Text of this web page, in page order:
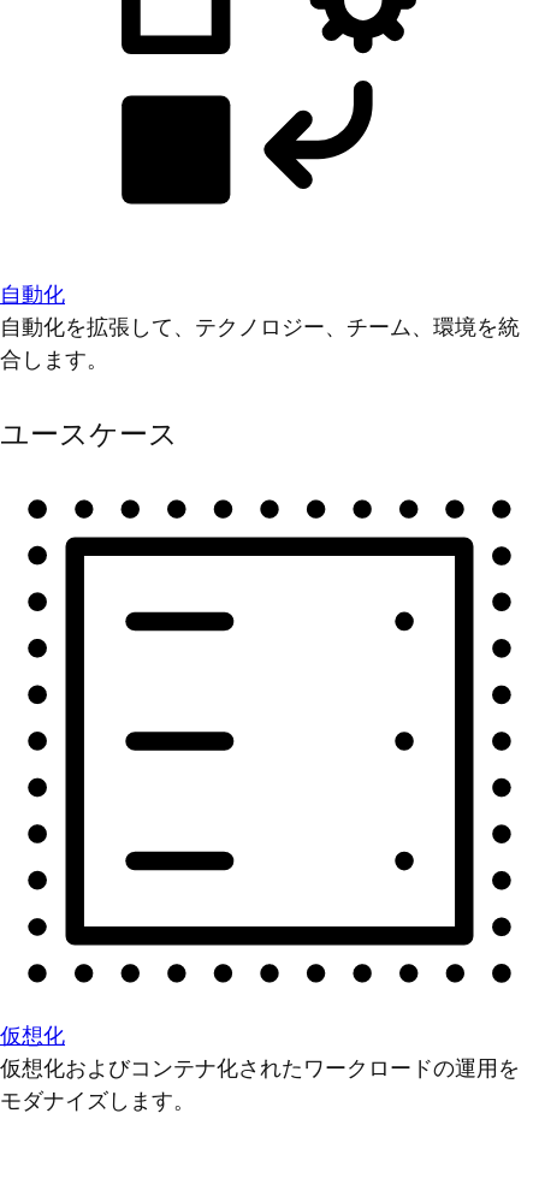
自動化
自動化を拡張して、テクノロジー、チーム、環境を統
合します。
ユースケース
仮想化
仮想化およびコンテナ化されたワークロードの運用を
モダナイズします。